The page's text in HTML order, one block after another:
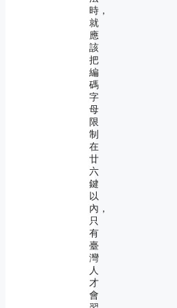
時，
就
應
該
把
編
碼
字
母
限
制
在
廿
六
鍵
以
內，
只
有
臺
灣
人
才
會